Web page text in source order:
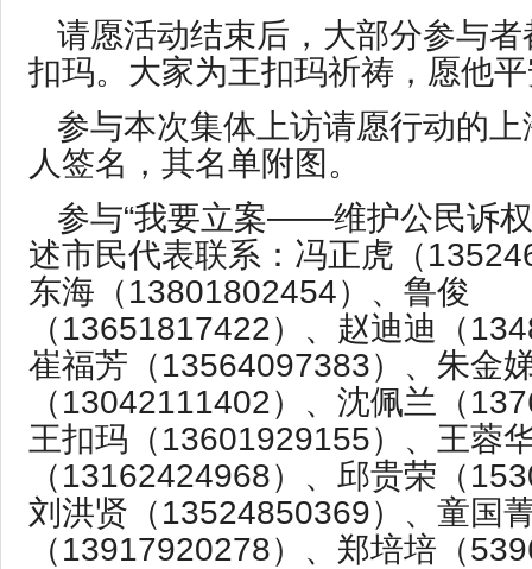
请愿活动结束后，大部分参与
扣玛。大家为王扣玛祈祷，愿他
参与本次集体上访请愿行动的
人签名，其名单附图。
参与“我要立案——维护公民诉
述市民代表联系：冯正虎（
东海（13801802454）、鲁俊
（13651817422）、赵迪迪（
崔福芳（13564097383）、朱金
（13042111402）、沈佩兰（
王扣玛（13601929155）、王蓉
（13162424968）、邱贵荣（
刘洪贤（13524850369）、童国
（13917920278）、郑培培（